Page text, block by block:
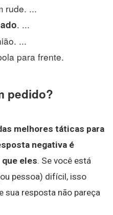
rude. ...
. ...
...
para frente.
pedido?
melhores táticas para
negativa é
eles. Se você está
pessoa) difícil, isso
sua resposta não pareça